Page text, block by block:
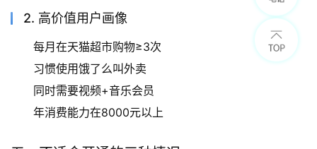
2. 高价值用户画像
每月在天猫超市购物≥3次
习惯使用饿了么叫外卖
同时需要视频+音乐会员
年消费能力在8000元以上